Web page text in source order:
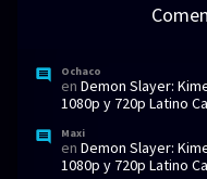
Ochaco
en Demon Slayer:
1080p y 720p Latino
Maxi
en Demon Slayer:
1080p y 720p Latino